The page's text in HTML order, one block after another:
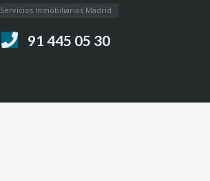
Servicios Inmobiliarios Madrid
91 445 05 30